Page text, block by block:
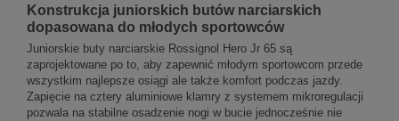
Konstrukcja juniorskich butów narciarskich
dopasowana do młodych sportowców
Juniorskie buty narciarskie Rossignol Hero Jr 65 są
zaprojektowane po to, aby zapewnić młodym sportowcom przede
wszystkim najlepsze osiągi ale także komfort podczas jazdy.
Zapięcie na cztery aluminiowe klamry z systemem mikroregulacji
pozwala na stabilne osadzenie nogi w bucie jednocześnie nie